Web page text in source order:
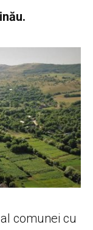
comunei cu